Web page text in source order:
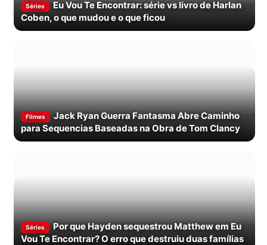
Séries
Eu Vou Te Encontrar: série vs livro de Harlan
Coben, o que mudou e o que ficou
Filmes
Jack Ryan Guerra Fantasma Abre Caminho
para Sequencias Baseadas na Obra de Tom Clancy
Séries
Por que Hayden sequestrou Matthew em Eu
Vou Te Encontrar? O erro que destruiu duas famílias